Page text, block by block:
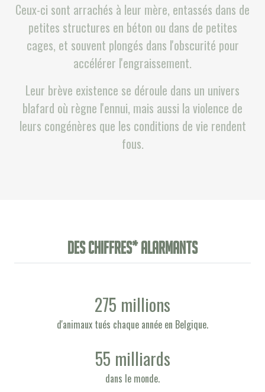
Ceux-ci sont arrachés à leur mère, entassés dans de
petites structures en béton ou dans de petites
cages, et souvent plongés dans l'obscurité pour
accélérer l'engraissement.
Leur brève existence se déroule dans un univers
blafard où règne l'ennui, mais aussi la violence de
leurs congénères que les conditions de vie rendent
fous.
Des chiffres* alarmants
275 millions
d'animaux tués chaque année en Belgique.
55 milliards
dans le monde.